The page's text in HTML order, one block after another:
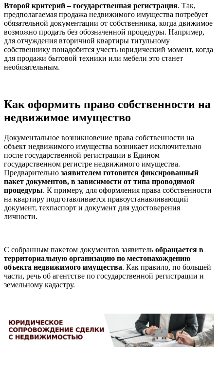
Второй критерий – государственная регистрация. Так,
предполагаемая продажа недвижимого имущества потребует
обязательной документации от собственника, когда движимое
возможно продать без обозначенной процедуры. Например,
для отчуждения вторичной квартиры титульному
собственнику понадобится учесть юридический момент, когда
для продажи бытовой техники или мебели это станет
необязательным.
Как оформить право собственности на
недвижимое имущество
Документальное возникновение права собственности на
объект недвижимого имущества возникает исключительно
после государственной регистрации в Едином
государственном регистре недвижимого имущества.
Предварительно заявителем готовится фиксированный
пакет документов, в зависимости от типа проводимой
процедуры. К примеру, для оформления права собственности
на квартиру подготавливается правоустанавливающий
документ, техпаспорт и документ для удостоверения
личности.
С собранным пакетом документов заявитель обращается в
территориальную организацию по местонахождению
объекта недвижимого имущества. Как правило, по большей
части, речь об агентстве по государственной регистрации и
земельному кадастру.